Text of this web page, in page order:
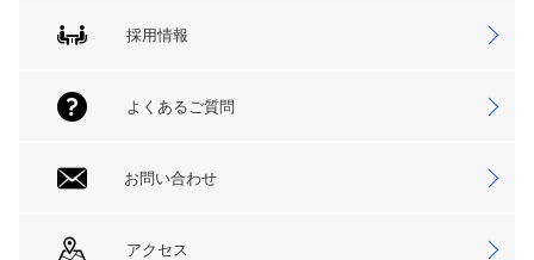
採用情報
よくあるご質問
お問い合わせ
アクセス